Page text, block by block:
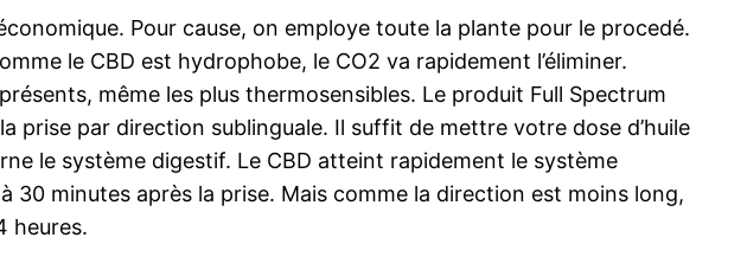
Pour cause, on employe toute la plante pour le procedé.
le CBD est hydrophobe, le CO2 va rapidement l’éliminer.
même les plus thermosensibles. Le produit Full Spectrum
prise par direction sublinguale. Il suffit de mettre votre dose d’huile
le système digestif. Le CBD atteint rapidement le système
30 minutes après la prise. Mais comme la direction est moins long,
heures.